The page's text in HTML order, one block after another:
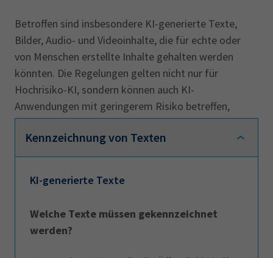
Betroffen sind insbesondere KI-generierte Texte,
Bilder, Audio- und Videoinhalte, die für echte oder
von Menschen erstellte Inhalte gehalten werden
könnten. Die Regelungen gelten nicht nur für
Hochrisiko-KI, sondern können auch KI-
Anwendungen mit geringerem Risiko betreffen,
beispielsweise Bild- und
Videogenerierungsprogramme.
Kennzeichnung von Texten
KI-generierte Texte
Welche Texte müssen gekennzeichnet
werden?